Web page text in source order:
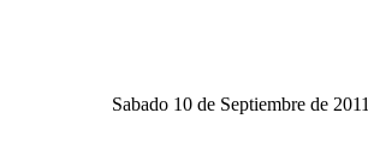
Sabado 10 de Septiembre de 2011